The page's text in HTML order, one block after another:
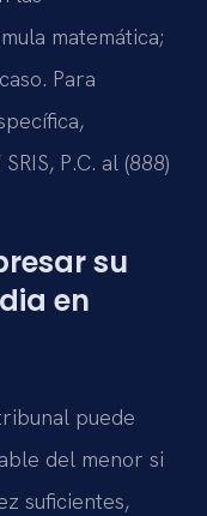
matemática;
Para
P.C. al (888)
su
en
puede
del menor si
suficientes,